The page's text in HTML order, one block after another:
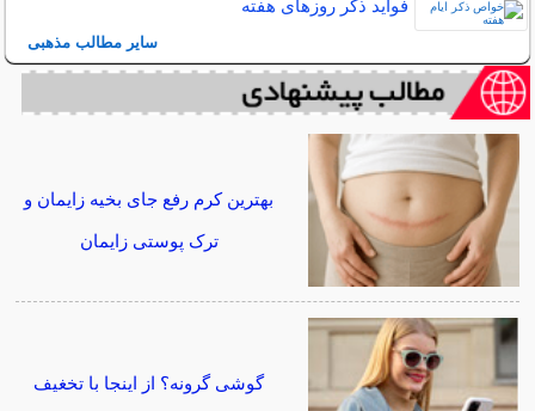
فواید ذکر روزهای هفته
سایر مطالب مذهبی
بهترین کرم رفع جای بخیه زایمان و
ترک پوستی زایمان
گوشی گرونه؟ از اینجا با تخغیف